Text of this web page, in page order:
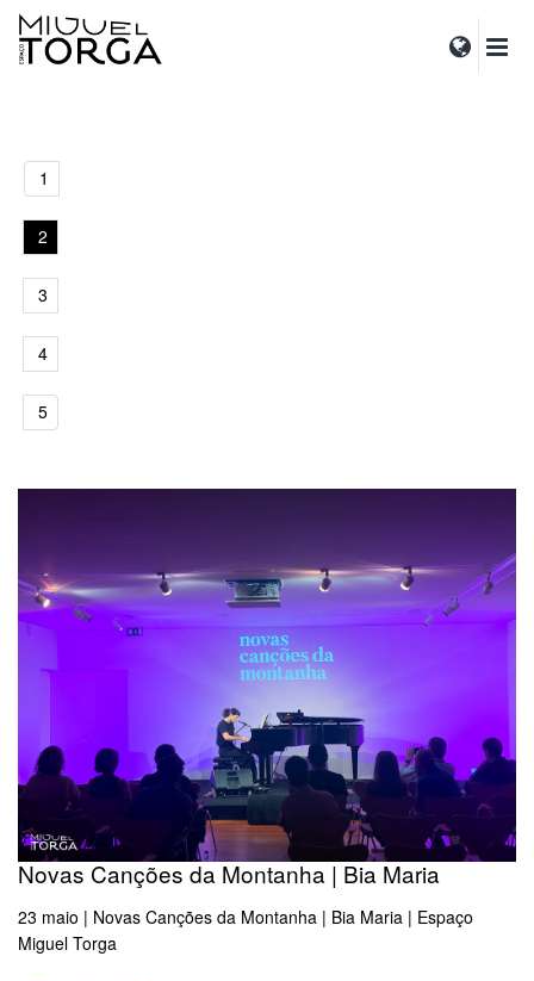
1
2
3
4
5
Novas Canções da Montanha | Bia Maria
23 maio | Novas Canções da Montanha | Bia Maria | Espaço
Miguel Torga​